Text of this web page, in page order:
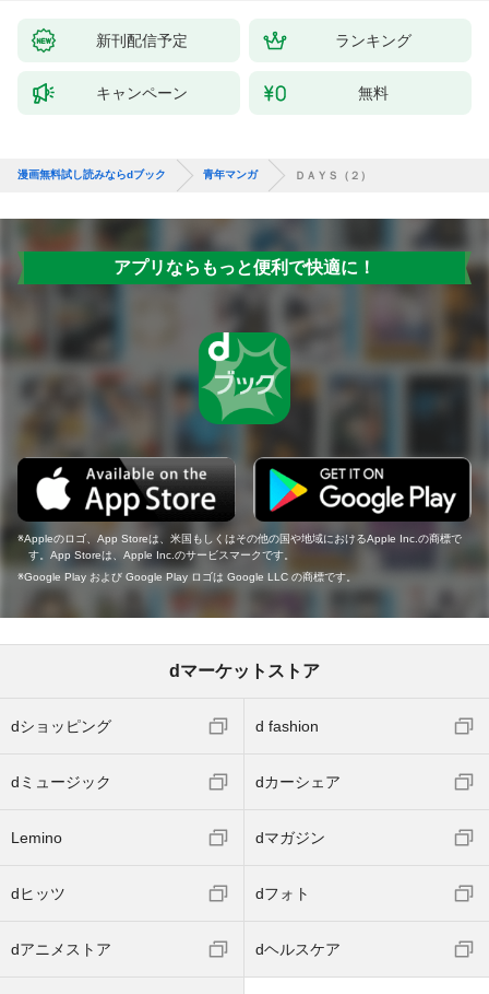
新刊配信予定 ランキング
キャンペーン 無料
漫画無料試し読みならdブック 青年マンガ ＤＡＹＳ（２）
アプリならもっと便利で快適に！
Appleのロゴ、App Storeは、米国もしくはその他の国や地域におけるApple Inc.の商標で
す。App Storeは、Apple Inc.のサービスマークです。
Google Play および Google Play ロゴは Google LLC の商標です。
dマーケットストア
dショッピング d fashion
dミュージック dカーシェア
Lemino dマガジン
dヒッツ dフォト
dアニメストア dヘルスケア